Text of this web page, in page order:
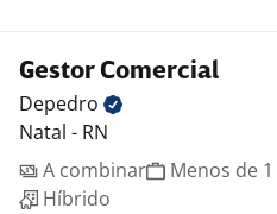
Gestor Comercial
Depedro
Natal - RN
A combinar
Menos de
Híbrido